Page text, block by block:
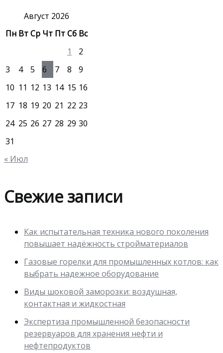
Август 2026
Пн ВтСр Чт ПтСб Вс
1
2
3
4 5 6 7 8
9
10 11 12 13 14 15 16
17 18 19 20 21 22 23
24 25 26 27 28 29 30
31
« Июл
Свежие записи
Как испытательная техника нового поколения
повышает надёжность стройматериалов
Газовые горелки для промышленных котлов: как
выбрать надежное оборудование
Виды шоковой заморозки: воздушная,
контактная и жидкостная
Экспертиза промышленной безопасности
резервуаров для хранения нефти и
нефтепродуктов